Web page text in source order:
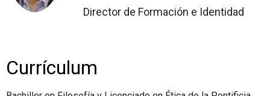
Director de Formación e Identidad
Currículum